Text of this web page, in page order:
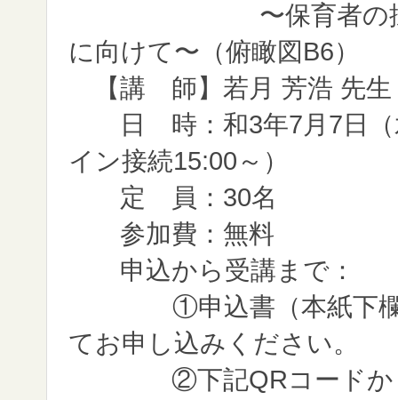
〜保育者の採
に向けて〜（俯瞰図B6）
【講 師】若月 芳浩 先生
日 時：和3年7月7日（
イン接続15:00～）
定 員：30名
参加費：無料
申込から受講まで：
①申込書（本紙下欄
てお申し込みください。
②下記QRコードから